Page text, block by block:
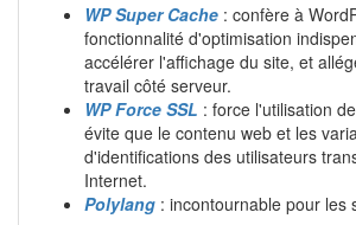
WP Super Cache : confère à
fonctionnalité d'optimisation
accélérer l'affichage du site, et
travail côté serveur.
WP Force SSL : force l'utilisation de
évite que le contenu web et les
d'identifications des utilisateurs
Internet.
Polylang : incontournable pour les